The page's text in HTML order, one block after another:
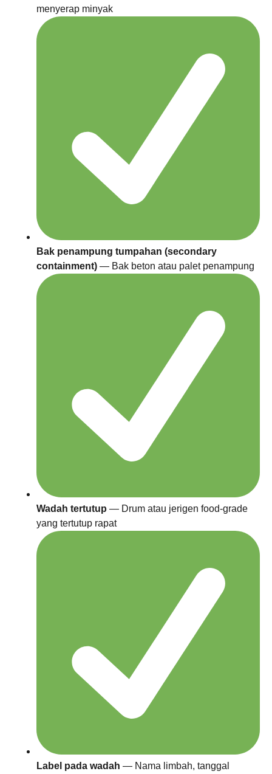
menyerap minyak
Bak penampung tumpahan (secondary
containment) — Bak beton atau palet penampung
Wadah tertutup — Drum atau jerigen food-grade
yang tertutup rapat
Label pada wadah — Nama limbah, tanggal